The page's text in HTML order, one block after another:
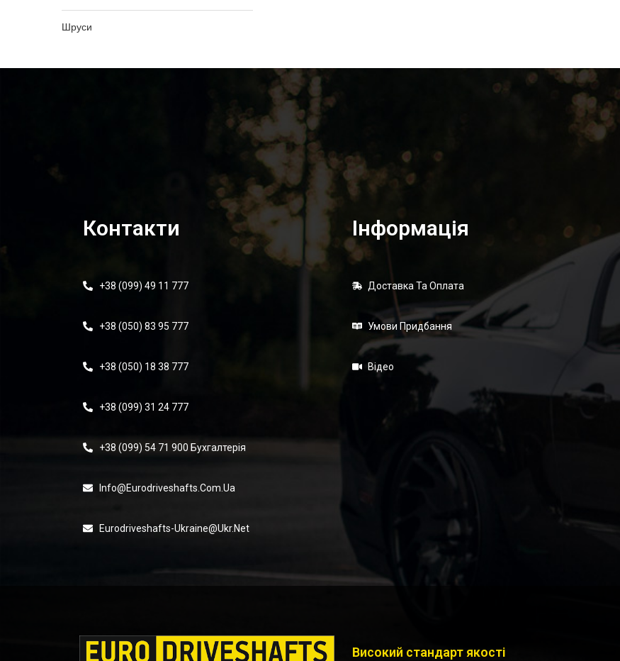
Шруси
Контакти
+38 (099) 49 11 777
+38 (050) 83 95 777
+38 (050) 18 38 777
+38 (099) 31 24 777
+38 (099) 54 71 900 Бухгалтерія
Info@eurodriveshafts.com.ua
Eurodriveshafts-Ukraine@ukr.net
Інформація
Доставка Та Оплата
Умови Придбання
Відео
Високий стандарт якості